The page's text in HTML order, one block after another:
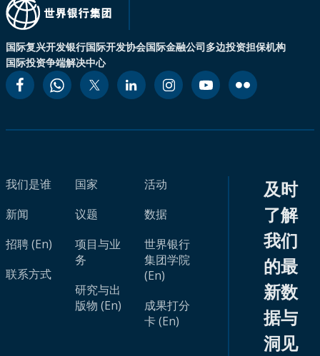
国际复兴开发银行国际开发协会国际金融公司多边投资担保机构
国际投资争端解决中心
我们是谁
新闻
招聘 (En)
联系方式
国家
议题
项目与业
务
研究与出
版物 (En)
活动
数据
世界银行
集团学院
(En)
成果打分
卡 (En)
及时
了解
我们
的最
新数
据与
洞见